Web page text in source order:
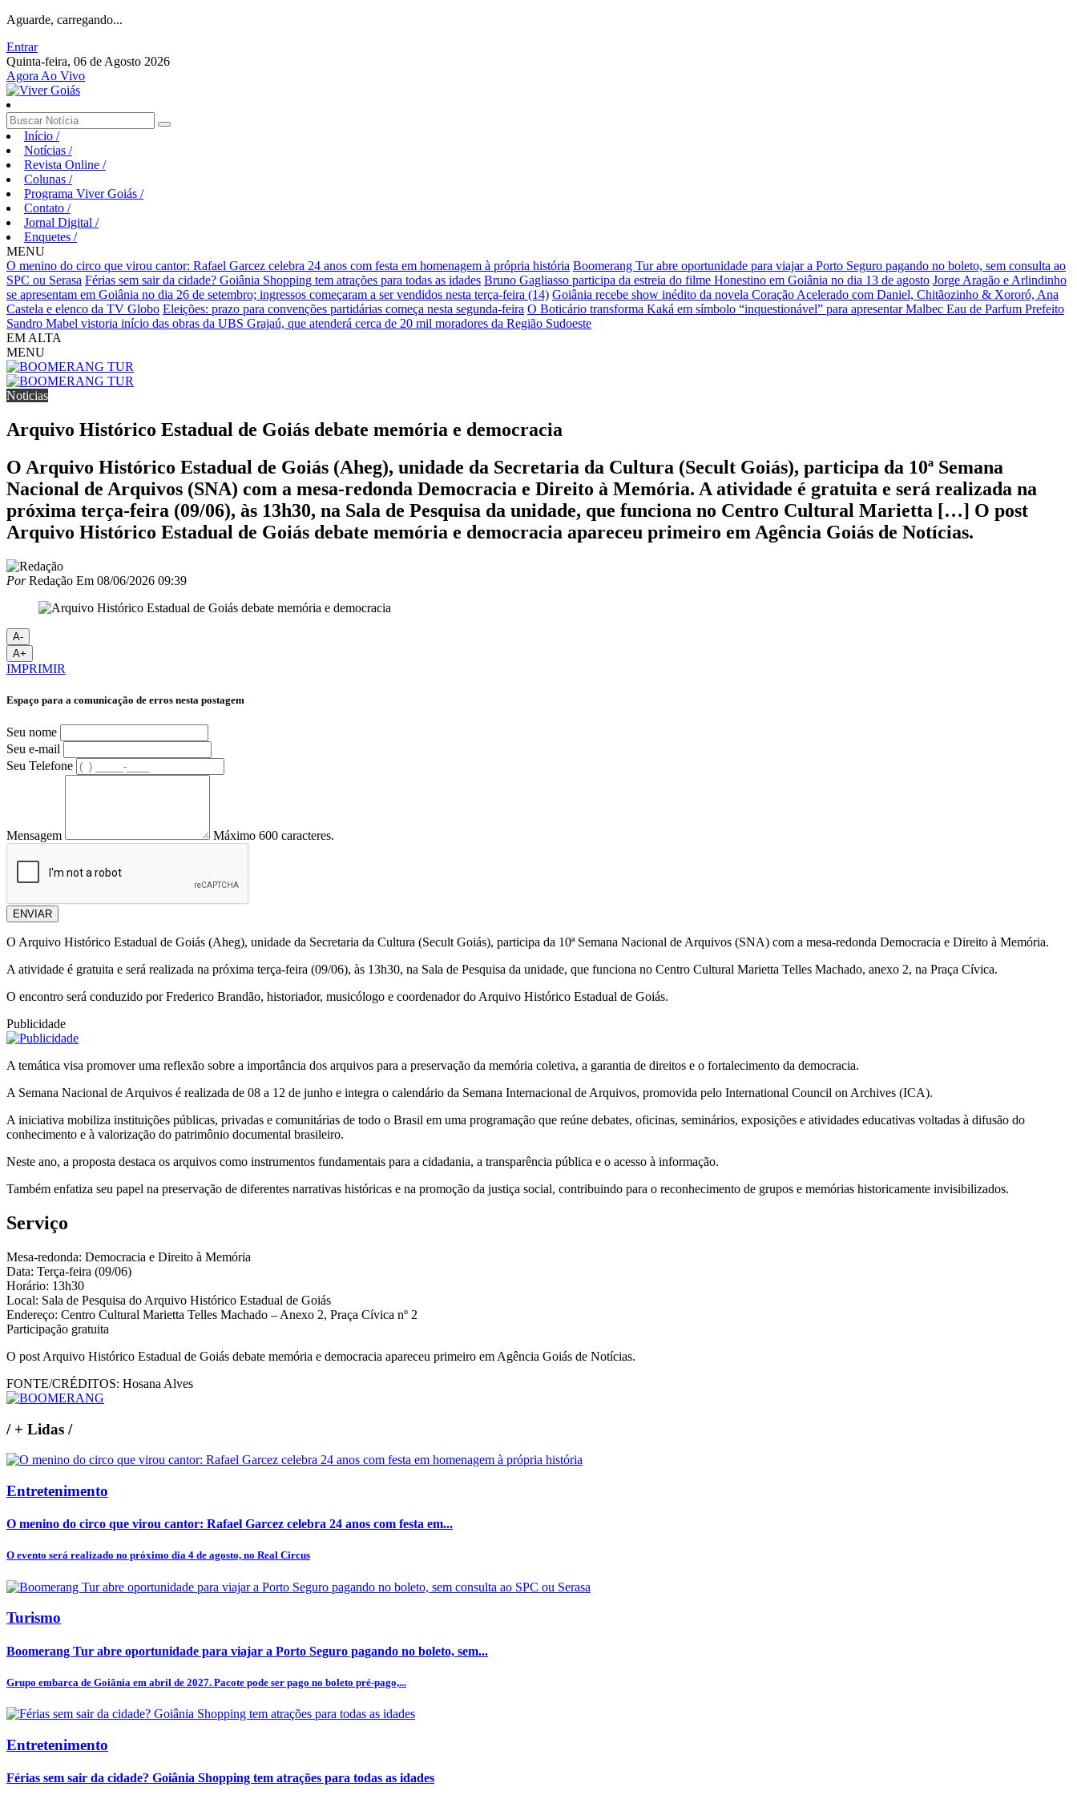
Aguarde, carregando...
Entrar
Quinta-feira, 06 de Agosto 2026
Agora Ao Vivo
Início /
Notícias /
Revista Online /
Colunas /
Programa Viver Goiás /
Contato /
Jornal Digital /
Enquetes /
MENU
O menino do circo que virou cantor: Rafael Garcez celebra 24 anos com festa em homenagem à própria história Boomerang Tur abre oportunidade para viajar a Porto Seguro pagando no boleto, sem consulta ao
SPC ou Serasa Férias sem sair da cidade? Goiânia Shopping tem atrações para todas as idades Bruno Gagliasso participa da estreia do filme Honestino em Goiânia no dia 13 de agosto Jorge Aragão e Arlindinho
se apresentam em Goiânia no dia 26 de setembro; ingressos começaram a ser vendidos nesta terça-feira (14) Goiânia recebe show inédito da novela Coração Acelerado com Daniel, Chitãozinho & Xororó, Ana
Castela e elenco da TV Globo Eleições: prazo para convenções partidárias começa nesta segunda-feira O Boticário transforma Kaká em símbolo “inquestionável” para apresentar Malbec Eau de Parfum Prefeito
Sandro Mabel vistoria início das obras da UBS Grajaú, que atenderá cerca de 20 mil moradores da Região Sudoeste
EM ALTA
MENU
Noticias
Arquivo Histórico Estadual de Goiás debate memória e democracia
O Arquivo Histórico Estadual de Goiás (Aheg), unidade da Secretaria da Cultura (Secult Goiás), participa da 10ª Semana
Nacional de Arquivos (SNA) com a mesa-redonda Democracia e Direito à Memória. A atividade é gratuita e será realizada na
próxima terça-feira (09/06), às 13h30, na Sala de Pesquisa da unidade, que funciona no Centro Cultural Marietta […] O post
Arquivo Histórico Estadual de Goiás debate memória e democracia apareceu primeiro em Agência Goiás de Notícias.
PorRedação Em 08/06/2026 09:39
A-
A+
IMPRIMIR
Espaço para a comunicação de erros nesta postagem
Seu nome
Seu e-mail
Seu Telefone
Mensagem Máximo 600 caracteres.
ENVIAR
O Arquivo Histórico Estadual de Goiás (Aheg), unidade da Secretaria da Cultura (Secult Goiás), participa da 10ª Semana Nacional de Arquivos (SNA) com a mesa-redonda Democracia e Direito à Memória.
A atividade é gratuita e será realizada na próxima terça-feira (09/06), às 13h30, na Sala de Pesquisa da unidade, que funciona no Centro Cultural Marietta Telles Machado, anexo 2, na Praça Cívica.
O encontro será conduzido por Frederico Brandão, historiador, musicólogo e coordenador do Arquivo Histórico Estadual de Goiás.
Publicidade
A temática visa promover uma reflexão sobre a importância dos arquivos para a preservação da memória coletiva, a garantia de direitos e o fortalecimento da democracia.
A Semana Nacional de Arquivos é realizada de 08 a 12 de junho e integra o calendário da Semana Internacional de Arquivos, promovida pelo International Council on Archives (ICA).
A iniciativa mobiliza instituições públicas, privadas e comunitárias de todo o Brasil em uma programação que reúne debates, oficinas, seminários, exposições e atividades educativas voltadas à difusão do
conhecimento e à valorização do patrimônio documental brasileiro.
Neste ano, a proposta destaca os arquivos como instrumentos fundamentais para a cidadania, a transparência pública e o acesso à informação.
Também enfatiza seu papel na preservação de diferentes narrativas históricas e na promoção da justiça social, contribuindo para o reconhecimento de grupos e memórias historicamente invisibilizados.
Serviço
Mesa-redonda: Democracia e Direito à Memória
Data: Terça-feira (09/06)
Horário: 13h30
Local: Sala de Pesquisa do Arquivo Histórico Estadual de Goiás
Endereço: Centro Cultural Marietta Telles Machado – Anexo 2, Praça Cívica nº 2
Participação gratuita
O post Arquivo Histórico Estadual de Goiás debate memória e democracia apareceu primeiro em Agência Goiás de Notícias.
FONTE/CRÉDITOS: Hosana Alves
/+ Lidas /
Entretenimento
O menino do circo que virou cantor: Rafael Garcez celebra 24 anos com festa em...
O evento será realizado no próximo dia 4 de agosto, no Real Circus
Turismo
Boomerang Tur abre oportunidade para viajar a Porto Seguro pagando no boleto, sem...
Grupo embarca de Goiânia em abril de 2027. Pacote pode ser pago no boleto pré-pago,...
Entretenimento
Férias sem sair da cidade? Goiânia Shopping tem atrações para todas as idades